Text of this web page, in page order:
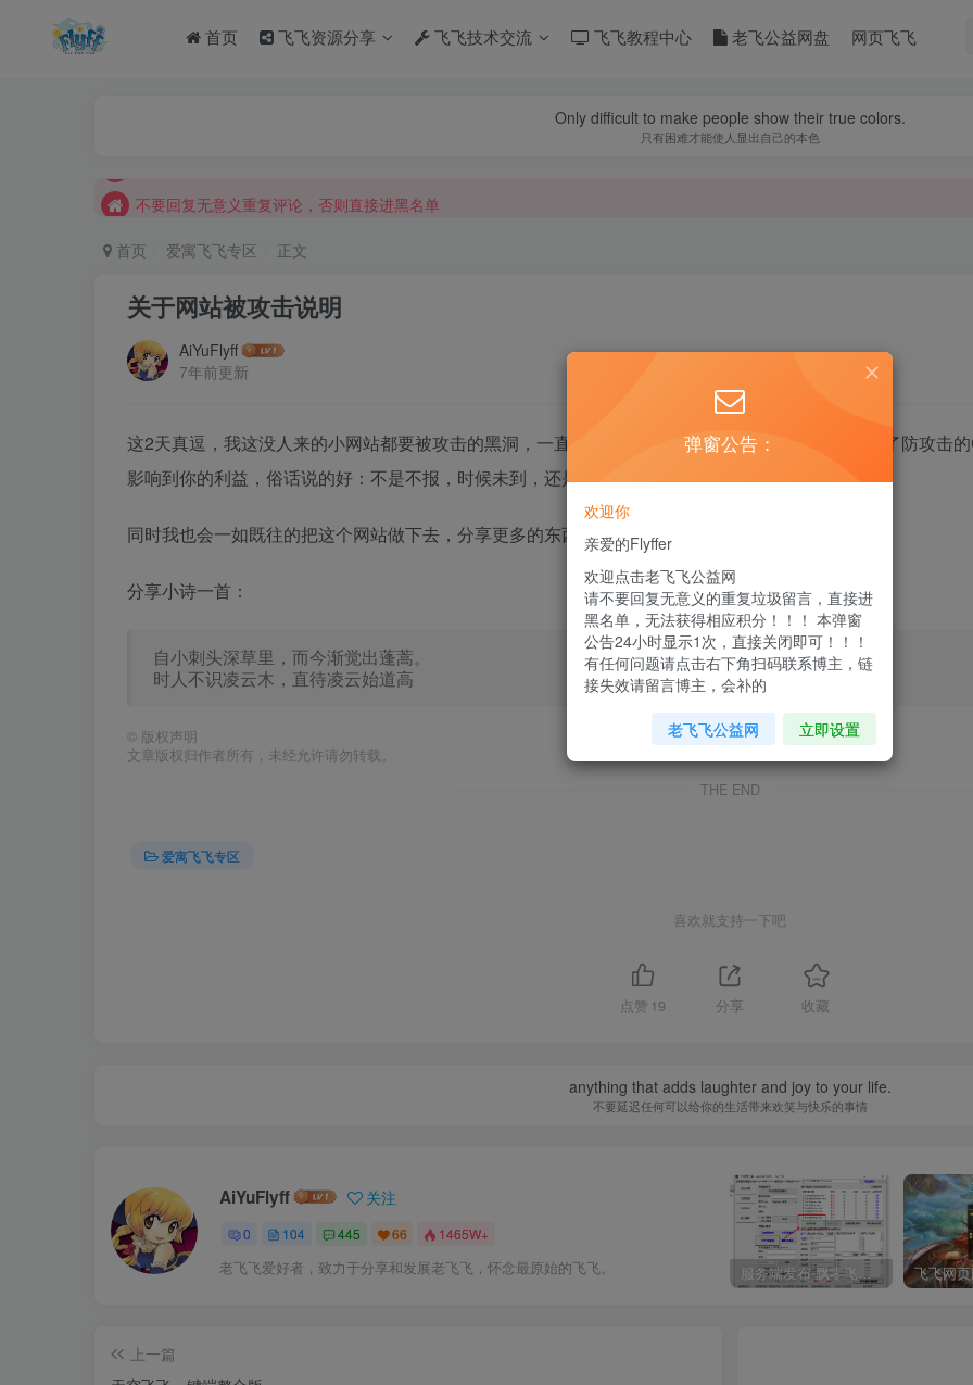
首页 飞飞资源分享 飞飞技术交流 飞飞教程中心 老飞公益网盘 网页飞飞
Only difficult to make people show their true colors.
只有困难才能使人显出自己的本色
不要回复无意义重复评论，否则直接进黑名单
首页 爱寓飞飞专区 正文
关于网站被攻击说明
AiYuFlyff
7年前更新
这2天真逗，我这没人来的小网站都要被攻击的黑洞，一直没时间来弄，今天没事，修复了一下，加了防攻击
影响到你的利益，俗话说的好：不是不报，时候未到，还是少做点恶吧
同时我也会一如既往的把这个网站做下去，分享更多的东西给大家，一起学习，共同进步
分享小诗一首：
自小刺头深草里，而今渐觉出蓬蒿。
时人不识凌云木，直待凌云始道高
© 版权声明
文章版权归作者所有，未经允许请勿转载。
THE END
爱寓飞飞专区
喜欢就支持一下吧
点赞 19 分享 收藏
anything that adds laughter and joy to your life.
不要延迟任何可以给你的生活带来欢笑与快乐的事情
AiYuFlyff 关注
0 104 445 66 1465W+
老飞飞爱好者，致力于分享和发展老飞飞，怀念最原始的飞飞。 服务端发布-飘零飞飞V19单机一键端 飞飞网
上一篇
弹窗公告：
欢迎你
亲爱的Flyffer
欢迎点击老飞飞公益网
请不要回复无意义的重复垃圾留言，直接进
黑名单，无法获得相应积分！！！ 本弹窗
公告24小时显示1次，直接关闭即可！！！
有任何问题请点击右下角扫码联系博主，链
接失效请留言博主，会补的
老飞飞公益网 立即设置